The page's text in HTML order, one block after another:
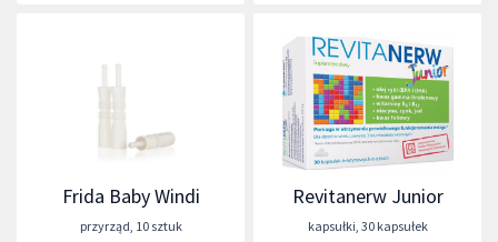
Frida Baby Windi
przyrząd 10 sztuk
Revitanerw Junior
kapsułki 30 kapsułek